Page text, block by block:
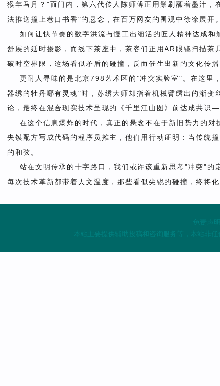
猴年马月？"而门内，第六代传人陈师傅正用鬃刷蘸着墨汁
法推送撞上巷口书香"的悬念，在百万网友的围观中徐徐展开
如何让快节奏的数字洪流与慢工出细活的匠人精神达成
舒展的延时摄影，而线下茶座中，茶客们正用AR眼镜扫描
破时空界限，这场看似矛盾的碰撞，反而催生出新的文化传
更耐人寻味的是北京798艺术区的"冲突实验室"。在这里
器绣的牡丹哪有灵魂"时，苏绣大师却指着机械臂绣出的渐
论，最终在混合现实技术呈现的《千里江山图》前达成共
在这个信息爆炸的时代，真正的悬念不在于新旧势力的
夹馍配方写成代码的程序员摊主，他们用行动证明：当传统
的和弦。
站在文明传承的十字路口，我们或许该重新思考"冲突"
每次技术革新都带着人文温度，那些看似尖锐的碰撞，终将
免责声
本站主要提供辅助投稿和咨询服务等，本站非